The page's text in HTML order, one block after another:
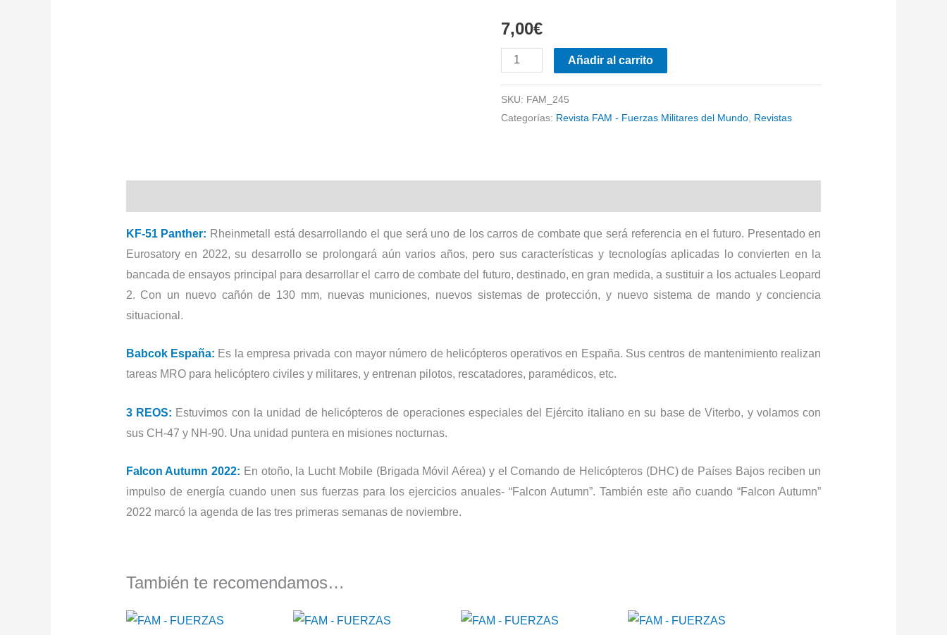
7,00€
FAM
FUERZAS
MILITARES
cantidad
Añadir al carrito
SKU: FAM_245
Categorías: Revista FAM - Fuerzas Militares del Mundo Revistas
KF-51 Panther: Rheinmetall está desarrollando el que será uno de los carros de combate que será referencia en el futuro. Presentado en
Eurosatory en 2022, su desarrollo se prolongará aún varios años, pero sus características y tecnologías aplicadas lo convierten en la
bancada de ensayos principal para desarrollar el carro de combate del futuro, destinado, en gran medida, a sustituir a los actuales Leopard
2. Con un nuevo cañón de 130 mm, nuevas municiones, nuevos sistemas de protección, y nuevo sistema de mando y conciencia
situacional.
Babcok España: Es la empresa privada con mayor número de helicópteros operativos en España. Sus centros de mantenimiento realizan
tareas MRO para helicóptero civiles y militares, y entrenan pilotos, rescatadores, paramédicos, etc.
3 REOS: Estuvimos con la unidad de helicópteros de operaciones especiales del Ejército italiano en su base de Viterbo, y volamos con
sus CH-47 y NH-90. Una unidad puntera en misiones nocturnas.
Falcon Autumn 2022: En otoño, la Lucht Mobile (Brigada Móvil Aérea) y el Comando de Helicópteros (DHC) de Países Bajos reciben un
impulso de energía cuando unen sus fuerzas para los ejercicios anuales- “Falcon Autumn”. También este año cuando “Falcon Autumn”
2022 marcó la agenda de las tres primeras semanas de noviembre.
También te recomendamos…